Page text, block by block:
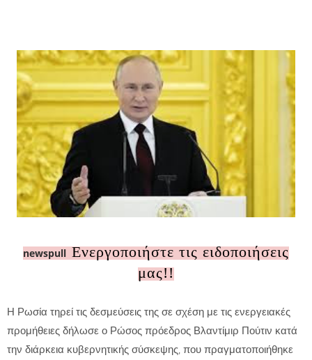
newspull Ενεργοποιήστε τις ειδοποιήσεις
μας!!
Η Ρωσία τηρεί τις δεσμεύσεις της σε σχέση με τις ενεργειακές
προμήθειες δήλωσε ο Ρώσος πρόεδρος Βλαντίμιρ Πούτιν κατά
την διάρκεια κυβερνητικής σύσκεψης, που πραγματοποιήθηκε